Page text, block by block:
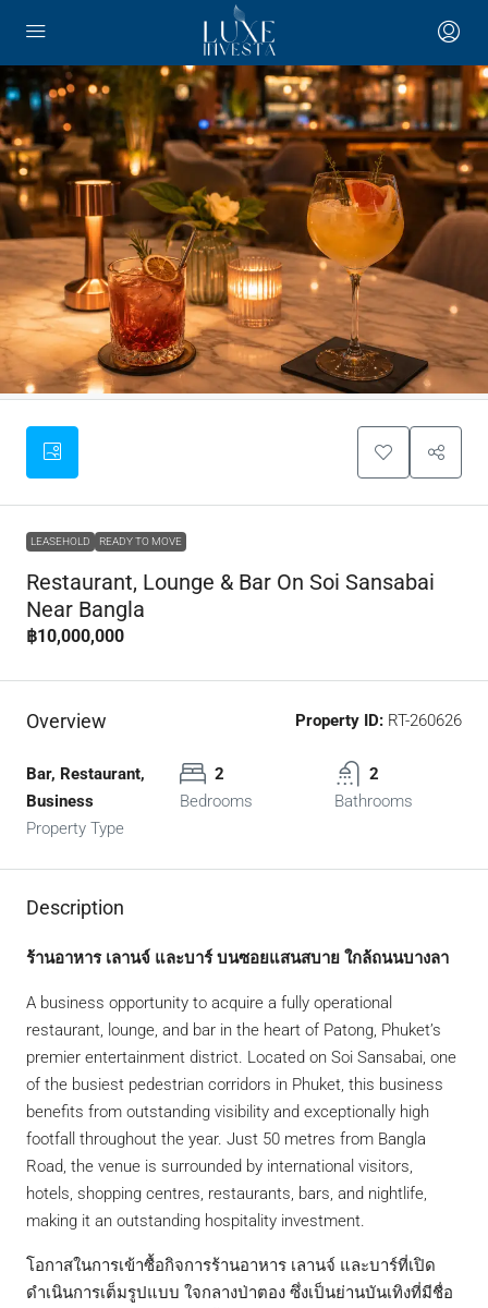
LEASEHOLD READY TO MOVE
Restaurant, Lounge & Bar On Soi Sansabai
Near Bangla
฿10,000,000
Overview Property ID: RT-260626
Bar, Restaurant,
Business
Property Type
2
Bedrooms
2
Bathrooms
Description
ร้านอาหาร เลานจ์ และบาร์ บนซอยแสนสบาย ใกล้ถนนบางลา
A business opportunity to acquire a fully operational
restaurant, lounge, and bar in the heart of Patong, Phuket’s
premier entertainment district. Located on Soi Sansabai, one
of the busiest pedestrian corridors in Phuket, this business
benefits from outstanding visibility and exceptionally high
footfall throughout the year. Just 50 metres from Bangla
Road, the venue is surrounded by international visitors,
hotels, shopping centres, restaurants, bars, and nightlife,
making it an outstanding hospitality investment.
โอกาสในการเข้าซื้อกิจการร้านอาหาร เลานจ์ และบาร์ที่เปิด
ดำเนินการเต็มรูปแบบ ใจกลางป่าตอง ซึ่งเป็นย่านบันเทิงที่มีชื่อ